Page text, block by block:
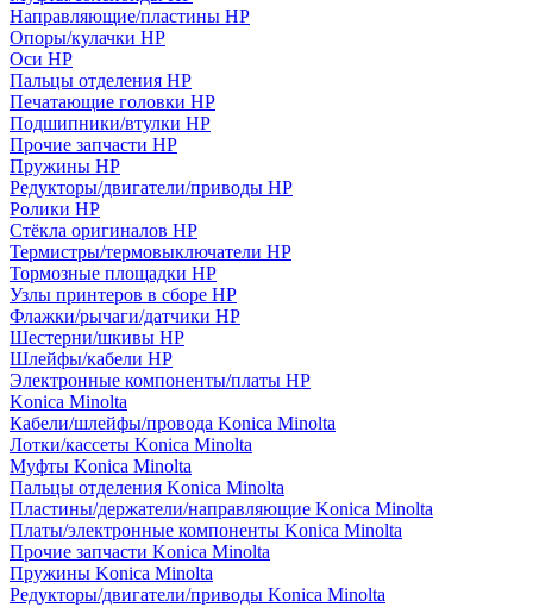
Направляющие/пластины HP
Опоры/кулачки HP
Оси HP
Пальцы отделения HP
Печатающие головки HP
Подшипники/втулки HP
Прочие запчасти HP
Пружины HP
Редукторы/двигатели/приводы HP
Ролики HP
Стёкла оригиналов HP
Термистры/термовыключатели HP
Тормозные площадки HP
Узлы принтеров в сборе HP
Флажки/рычаги/датчики HP
Шестерни/шкивы HP
Шлейфы/кабели HP
Электронные компоненты/платы HP
Konica Minolta
Кабели/шлейфы/провода Konica Minolta
Лотки/кассеты Konica Minolta
Муфты Konica Minolta
Пальцы отделения Konica Minolta
Пластины/держатели/направляющие Konica Minolta
Платы/электронные компоненты Konica Minolta
Прочие запчасти Konica Minolta
Пружины Konica Minolta
Редукторы/двигатели/приводы Konica Minolta